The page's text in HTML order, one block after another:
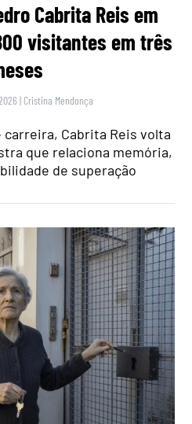
Cabrita Reis em
visitantes em três
| Cristina Mendonça
carreira, Cabrita Reis volta
que relaciona memória,
de superação